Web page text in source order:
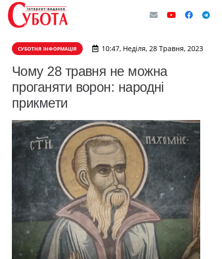
СУБОТНЯ ІНФОРМАЦІЯ 10:47, Неділя, 28 Травня, 2023
Чому 28 травня не можна
проганяти ворон: народні
прикмети